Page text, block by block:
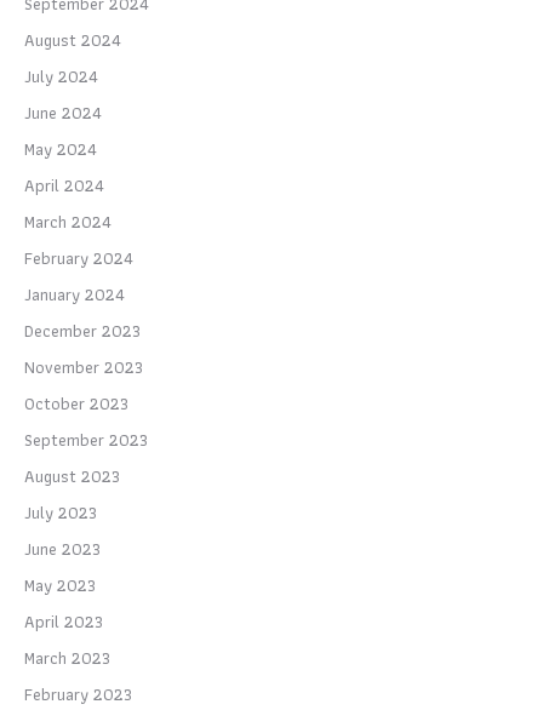
August 2024
July 2024
June 2024
May 2024
April 2024
March 2024
February 2024
January 2024
December 2023
November 2023
October 2023
September 2023
August 2023
July 2023
June 2023
May 2023
April 2023
March 2023
February 2023